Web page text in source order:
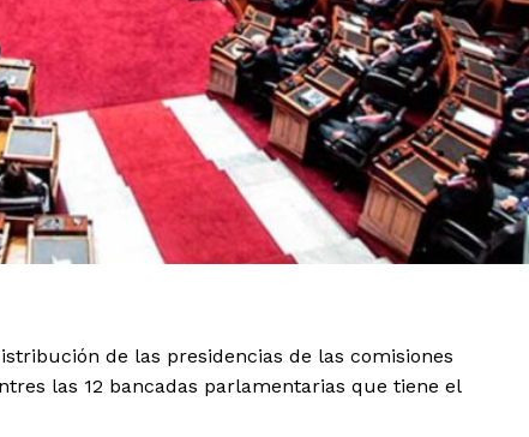
de las presidencias de las comisiones
las 12 bancadas parlamentarias que tiene el